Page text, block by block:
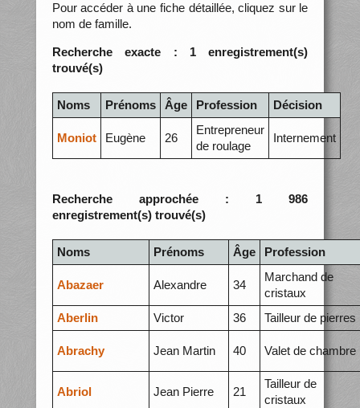
Pour accéder à une fiche détaillée, cliquez sur le
nom de famille.
Recherche exacte : 1 enregistrement(s)
trouvé(s)
Noms Prénoms Âge Profession Décision
Moniot Eugène 26
Entrepreneur
de roulage
Internement
Recherche approchée : 1 986
enregistrement(s) trouvé(s)
Noms Prénoms Âge Profession
Abazaer Alexandre 34
Marchand de
cristaux
Aberlin
Victor 36 Tailleur de pierres
Abrachy Jean Martin 40 Valet de chambre
Abriol Jean Pierre 21
Tailleur de
cristaux